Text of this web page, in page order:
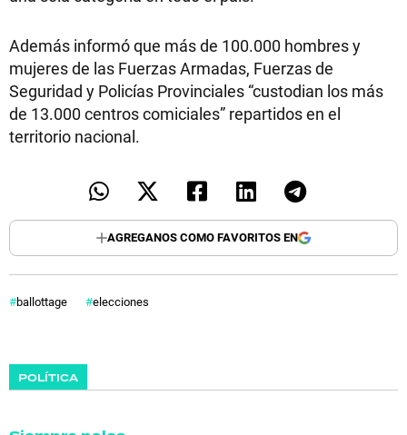
Además informó que más de 100.000 hombres y
mujeres de las Fuerzas Armadas, Fuerzas de
Seguridad y Policías Provinciales “custodian los más
de 13.000 centros comiciales” repartidos en el
territorio nacional.
AGREGANOS COMO FAVORITOS EN
ballottage elecciones
POLÍTICA